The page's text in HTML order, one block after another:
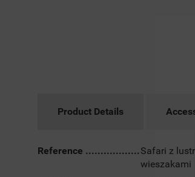
Product Details
Reference
Safari z
wieszakami